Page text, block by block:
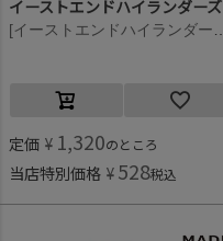
イーストエンドハイランダーズ
定価 ¥ 1,320のところ
当店特別価格 ¥ 528税込